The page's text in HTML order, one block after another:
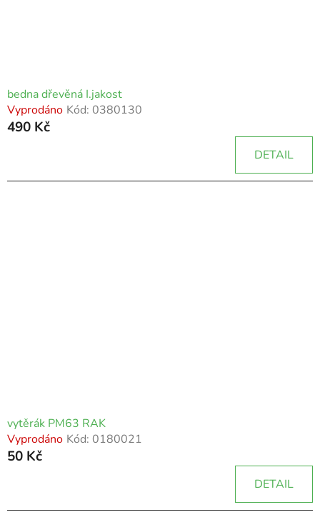
bedna dřevěná I.jakost
Vyprodáno Kód: 0380130
490 Kč
DETAIL
vytěrák PM63 RAK
Vyprodáno Kód: 0180021
50 Kč
DETAIL